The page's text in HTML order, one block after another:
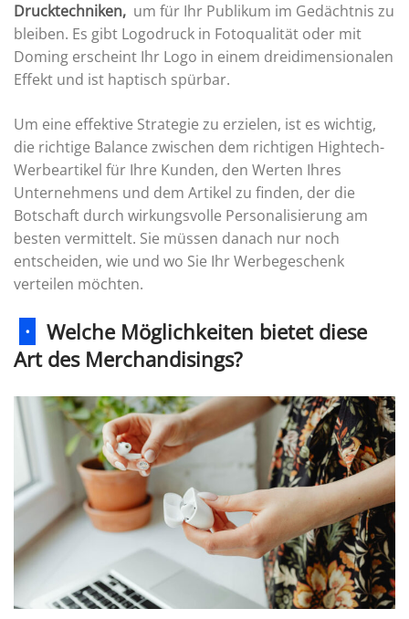
Drucktechniken, um für Ihr Publikum im Gedächtnis zu
bleiben. Es gibt Logodruck in Fotoqualität oder mit
Doming erscheint Ihr Logo in einem dreidimensionalen
Effekt und ist haptisch spürbar.
Um eine effektive Strategie zu erzielen, ist es wichtig,
die richtige Balance zwischen dem richtigen Hightech-
Werbeartikel für Ihre Kunden, den Werten Ihres
Unternehmens und dem Artikel zu finden, der die
Botschaft durch wirkungsvolle Personalisierung am
besten vermittelt. Sie müssen danach nur noch
entscheiden, wie und wo Sie Ihr Werbegeschenk
verteilen möchten.
·
Welche Möglichkeiten bietet diese
Art des Merchandisings?